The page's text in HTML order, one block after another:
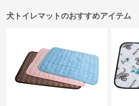
犬トイレマットのおすすめアイテム